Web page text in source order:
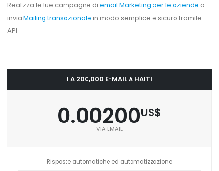
Realizza le tue campagne di email Marketing per le aziende o
invia Mailing transazionale in modo semplice e sicuro tramite
API
1 A 200,000 E-MAIL A HAITI
0.00200US$
VIA EMAIL
Risposte automatiche ed automatizzazione